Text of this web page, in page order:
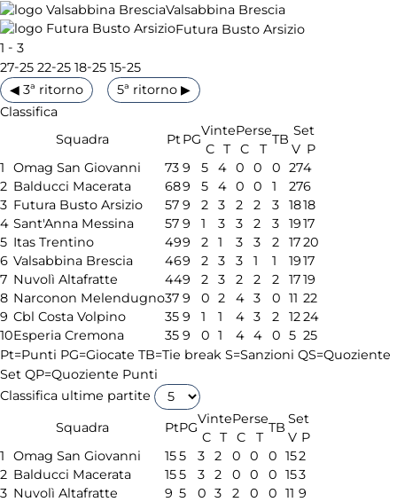
Valsabbina Brescia
Futura Busto Arsizio
1 - 3
27-25 22-25 18-25 15-25
◀ 3ª ritorno
5ª ritorno ▶
Classifica
Squadra
PtPG
VintePerse
TB
Set
C T C T V P
1
Omag San Giovanni 73 9 5 4 0 0 0 274
2 Balducci Macerata 689 5 4 0 0 1 276
3 Futura Busto Arsizio 57 9 2 3 2 2 3 1818
4 Sant'Anna Messina 57 9 1 3 3 2 3 1917
5 Itas Trentino 499 2 1 3 3 2 1720
6 Valsabbina Brescia 469 2 3 3 1 1 1917
7 Nuvolì Altafratte 449 2 3 2 2 2 1719
8 Narconon Melendugno37 9 0 2 4 3 0 11 22
9 Cbl Costa Volpino 35 9 1 1 4 3 2 1224
10Esperia Cremona 35 9 0 1 4 4 0 5 25
Pt=Punti PG=Giocate TB=Tie break S=Sanzioni QS=Quoziente
Set QP=Quoziente Punti
Classifica ultime partite
Squadra
PtPG
VintePerse
TB
Set
C T C T V P
1
Omag San Giovanni 155 3 2 0 0 0 152
2 Balducci Macerata 155 3 2 0 0 0 153
3 Nuvolì Altafratte 9 5 0 3 2 0 0 11 9